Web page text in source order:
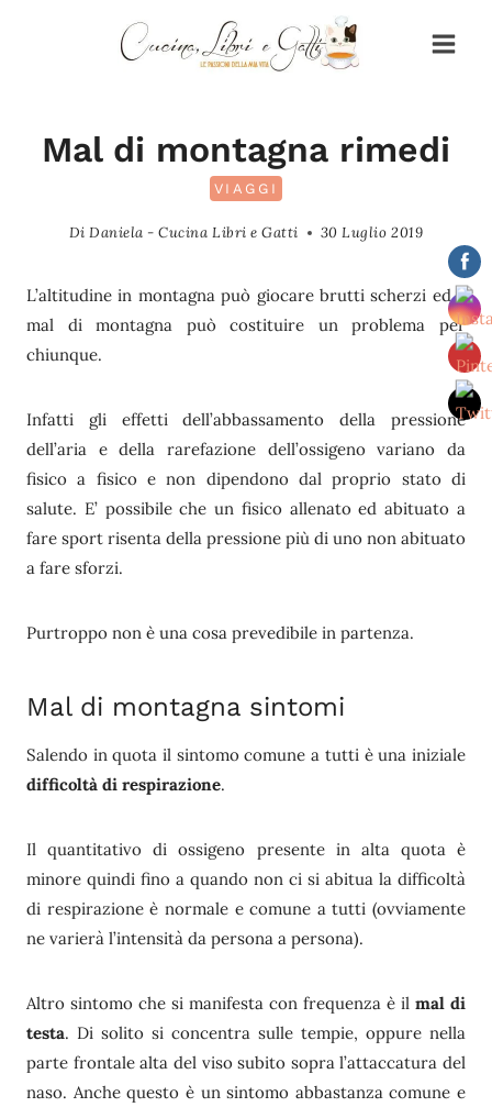
Mal di montagna rimedi
VIAGGI
Di Daniela - Cucina Libri e Gatti 30 Luglio 2019
L’altitudine in montagna può giocare brutti scherzi ed il
mal di montagna può costituire un problema per
chiunque.
Infatti gli effetti dell’abbassamento della pressione
dell’aria e della rarefazione dell’ossigeno variano da
fisico a fisico e non dipendono dal proprio stato di
salute. E’ possibile che un fisico allenato ed abituato a
fare sport risenta della pressione più di uno non abituato
a fare sforzi.
Purtroppo non è una cosa prevedibile in partenza.
Mal di montagna sintomi
Salendo in quota il sintomo comune a tutti è una iniziale
difficoltà di respirazione.
Il quantitativo di ossigeno presente in alta quota è
minore quindi fino a quando non ci si abitua la difficoltà
di respirazione è normale e comune a tutti (ovviamente
ne varierà l’intensità da persona a persona).
Altro sintomo che si manifesta con frequenza è il mal di
testa. Di solito si concentra sulle tempie, oppure nella
parte frontale alta del viso subito sopra l’attaccatura del
naso. Anche questo è un sintomo abbastanza comune e